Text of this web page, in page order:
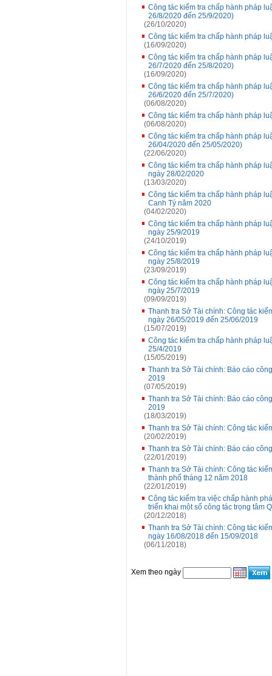
Công tác kiểm tra chấp hành pháp
26/8/2020 đến 25/9/2020)
(26/10/2020)
Công tác kiểm tra chấp hành pháp
(16/09/2020)
Công tác kiểm tra chấp hành pháp
26/7/2020 đến 25/8/2020)
(16/09/2020)
Công tác kiểm tra chấp hành pháp
26/6/2020 đến 25/7/2020)
(06/08/2020)
Công tác kiểm tra chấp hành pháp
(06/08/2020)
Công tác kiểm tra chấp hành pháp
26/04/2020 đến 25/05/2020)
(22/06/2020)
Công tác kiểm tra chấp hành pháp
ngày 28/02/2020
(13/03/2020)
Công tác kiểm tra chấp hành pháp
Canh Tý năm 2020
(04/02/2020)
Công tác kiểm tra chấp hành pháp
ngày 25/9/2019
(24/10/2019)
Công tác kiểm tra chấp hành pháp
ngày 25/8/2019
(23/09/2019)
Công tác kiểm tra chấp hành pháp
ngày 25/7/2019
(09/09/2019)
Thanh tra Sở Tài chính: Công tác
ngày 26/05/2019 đến 25/06/2019
(15/07/2019)
Công tác kiểm tra chấp hành pháp
25/4/2019
(15/05/2019)
Thanh tra Sở Tài chính: Báo cáo
2019
(07/05/2019)
Thanh tra Sở Tài chính: Báo cáo
2019
(18/03/2019)
Thanh tra Sở Tài chính: Công tác
(20/02/2019)
Thanh tra Sở Tài chính: Báo cáo
(22/01/2019)
Thanh tra Sở Tài chính: Công tác
thành phố tháng 12 năm 2018
(22/01/2019)
Công tác kiểm tra việc chấp hành
triển khai một số công tác trọng tâm
(20/12/2018)
Thanh tra Sở Tài chính: Công tác
ngày 16/08/2018 đến 15/09/2018
(06/11/2018)
Xem theo ngày